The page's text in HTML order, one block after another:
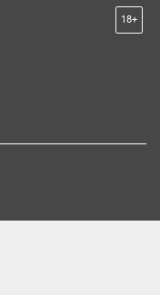
18+